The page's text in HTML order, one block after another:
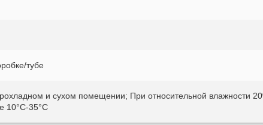
тубе
и сухом помещении; При относительной влажности
10°C-35°C